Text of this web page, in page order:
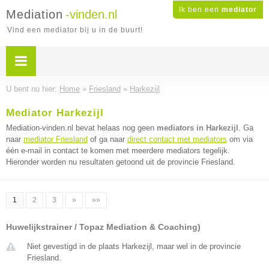
Ik ben een mediator
Mediation -vinden.nl
Vind een mediator bij u in de buurt!
U bent nu hier: Home » Friesland » Harkezijl
Mediator Harkezijl
Mediation-vinden.nl bevat helaas nog geen mediators in Harkezijl . Ga
naar mediator Friesland of ga naar direct contact met mediators om via
één e-mail in contact te komen met meerdere mediators tegelijk.
Hieronder worden nu resultaten getoond uit de provincie Friesland.
1 2 3 » »»
Huwelijkstrainer / Topaz Mediation & Coaching)
Niet gevestigd in de plaats Harkezijl, maar wel in de provincie
Friesland.